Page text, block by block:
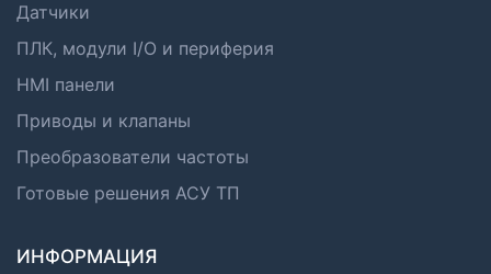
Датчики
ПЛК, модули I/O и периферия
HMI панели
Приводы и клапаны
Преобразователи частоты
Готовые решения АСУ ТП
ИНФОРМАЦИЯ